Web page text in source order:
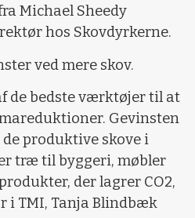
Michael Sheedy
hos Skovdyrkerne.
ved mere skov.
de bedste værktøjer til at
Gevinsten
produktive skove i
træ til byggeri, møbler
der lagrer CO2,
i TMI, Tanja Blindbæk